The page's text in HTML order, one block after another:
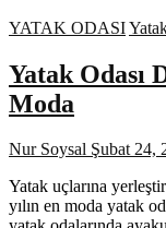
YATAK ODASI
Yatak Odası
Moda
Nur Soysal Şubat 24,
Yatak uçlarına
yılın en moda yatak